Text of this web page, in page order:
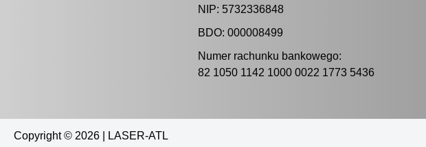
NIP: 5732336848
BDO: 000008499
Numer rachunku bankowego:
82 1050 1142 1000 0022 1773 5436
Copyright © 2026 | LASER-ATL